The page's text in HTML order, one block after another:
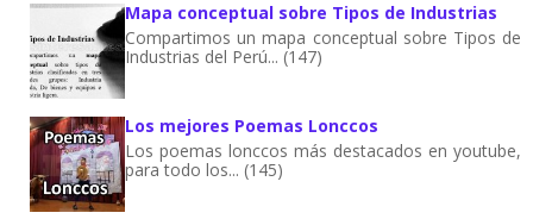
Mapa conceptual sobre Tipos de Industrias
Compartimos un mapa conceptual sobre Tipos de
Industrias del Perú... (147)
Los mejores Poemas Lonccos
Los poemas lonccos más destacados en youtube,
para todo los... (145)